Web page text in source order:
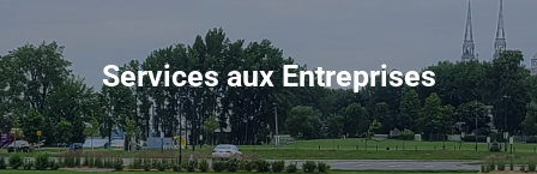
Services aux Entreprises